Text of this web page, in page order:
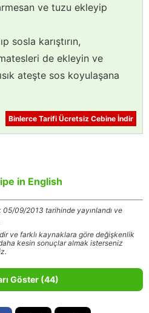
ve tuzu ekleyip
sosla karıştırın,
de ekleyin ve
ateşte sos koyulaşana
Binlerce Tarifi Ücretsiz Cebine İndir
in English
09/2013 tarihinde yayınlandı ve
ve farklı kaynaklara göre değişkenlik
kesin sonuçlar almak isterseniz
Göster (44)